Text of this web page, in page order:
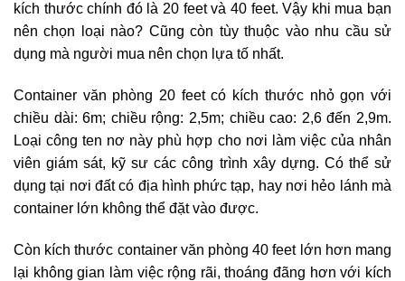
kích thước chính đó là 20 feet và 40 feet. Vậy khi mua bạn
nên chọn loại nào? Cũng còn tùy thuộc vào nhu cầu sử
dụng mà người mua nên chọn lựa tố nhất.
Container văn phòng 20 feet có kích thước nhỏ gọn với
chiều dài: 6m; chiều rộng: 2,5m; chiều cao: 2,6 đến 2,9m.
Loại công ten nơ này phù hợp cho nơi làm việc của nhân
viên giám sát, kỹ sư các công trình xây dựng. Có thể sử
dụng tại nơi đất có địa hình phức tạp, hay nơi hẻo lánh mà
container lớn không thể đặt vào được.
Còn kích thước container văn phòng 40 feet lớn hơn mang
lại không gian làm việc rộng rãi, thoáng đãng hơn với kích